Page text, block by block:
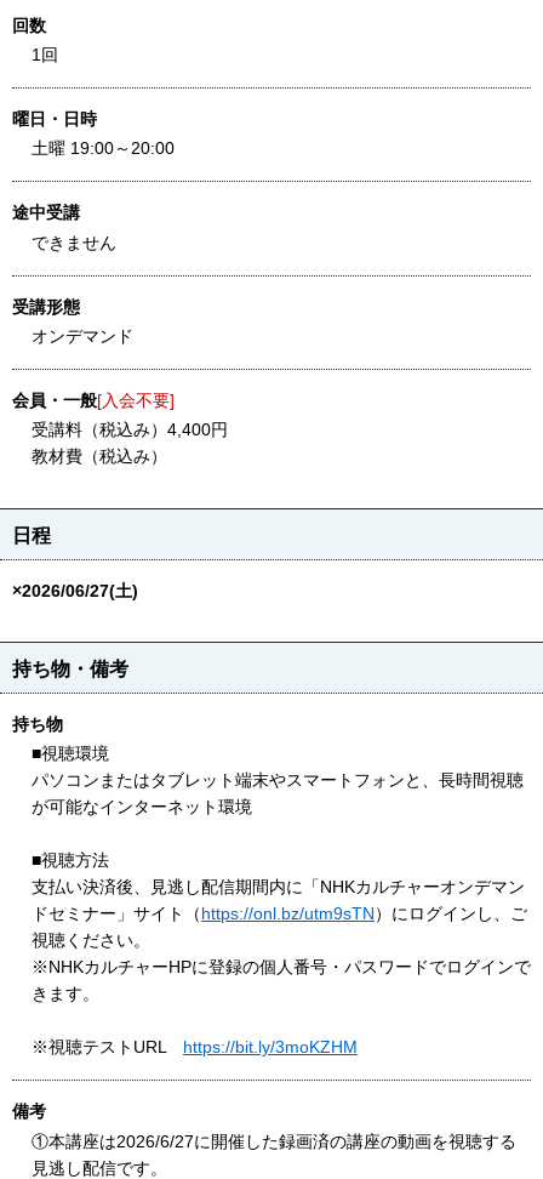
回数
1回
曜日・日時
土曜 19:00～20:00
途中受講
できません
受講形態
オンデマンド
会員・一般[入会不要]
受講料（税込み）4,400円
教材費（税込み）
日程
×2026/06/27(土)
持ち物・備考
持ち物
■視聴環境
パソコンまたはタブレット端末やスマートフォンと、長時間視聴
が可能なインターネット環境
■視聴方法
支払い決済後、見逃し配信期間内に「NHKカルチャーオンデマン
ドセミナー」サイト（https://onl.bz/utm9sTN）にログインし、ご
視聴ください。
※NHKカルチャーHPに登録の個人番号・パスワードでログインで
きます。
※視聴テストURL https://bit.ly/3moKZHM
備考
①本講座は2026/6/27に開催した録画済の講座の動画を視聴する
見逃し配信です。